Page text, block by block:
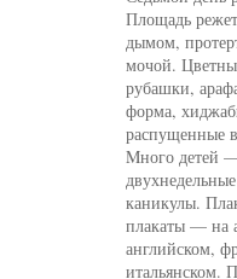
Площадь
дымом,
мочой.
рубашки,
форма,
распущенные
Mного детей
каникулы.
плакаты — на
английском,
итальянском.